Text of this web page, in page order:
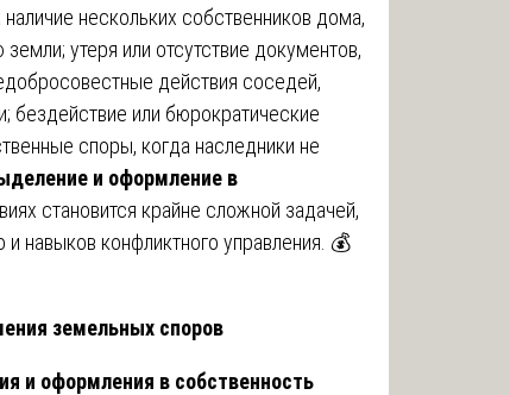
нескольких собственников дома,
утеря или отсутствие документов,
действия соседей,
бездействие или бюрократические
споры, когда наследники не
и оформление в
становится крайне сложной задачей,
навыков конфликтного управления. 💰
земельных споров
и оформления в собственность